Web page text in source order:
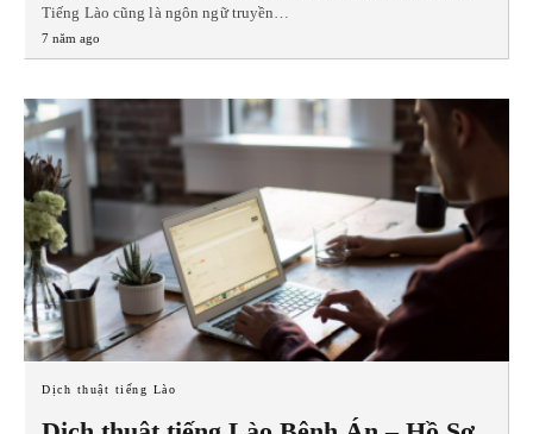
Tiếng Lào cũng là ngôn ngữ truyền…
7 năm ago
Dịch thuật tiếng Lào